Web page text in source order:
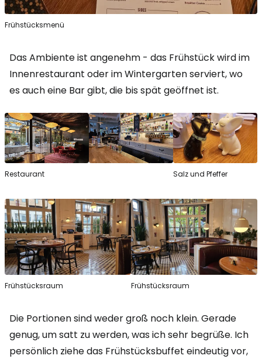
Frühstücksmenü
Das Ambiente ist angenehm - das Frühstück wird im
Innenrestaurant oder im Wintergarten serviert, wo
es auch eine Bar gibt, die bis spät geöffnet ist.
Restaurant Salz und Pfeffer
Frühstücksraum Frühstücksraum
Die Portionen sind weder groß noch klein. Gerade
genug, um satt zu werden, was ich sehr begrüße. Ich
persönlich ziehe das Frühstücksbuffet eindeutig vor,